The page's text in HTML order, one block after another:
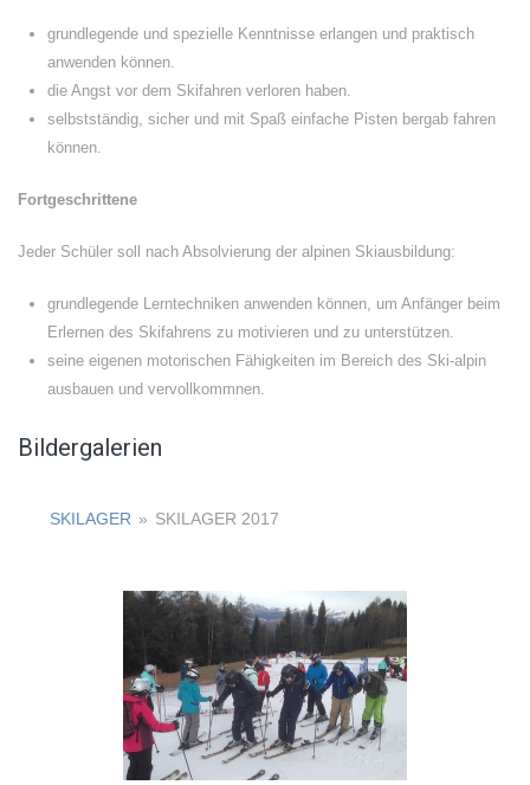
grundlegende und spezielle Kenntnisse erlangen und praktisch
anwenden können.
die Angst vor dem Skifahren verloren haben.
selbstständig, sicher und mit Spaß einfache Pisten bergab fahren
können.
Fortgeschrittene
Jeder Schüler soll nach Absolvierung der alpinen Skiausbildung:
grundlegende Lerntechniken anwenden können, um Anfänger beim
Erlernen des Skifahrens zu motivieren und zu unterstützen.
seine eigenen motorischen Fähigkeiten im Bereich des Ski-alpin
ausbauen und vervollkommnen.
Bildergalerien
SKILAGER » SKILAGER 2017